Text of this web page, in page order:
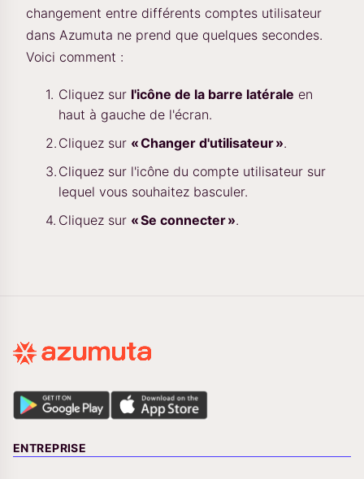
changement entre différents comptes utilisateur
dans Azumuta ne prend que quelques secondes.
Voici comment :
Cliquez sur l'icône de la barre latérale en
haut à gauche de l'écran.
Cliquez sur « Changer d'utilisateur ».
Cliquez sur l'icône du compte utilisateur sur
lequel vous souhaitez basculer.
Cliquez sur « Se connecter ».
ENTREPRISE